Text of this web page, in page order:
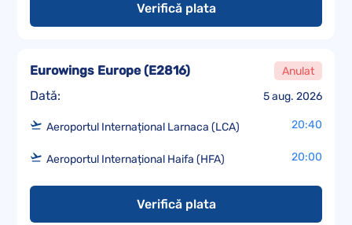
Verifică plata
Dată: 5 aug. 2026
Eurowings Europe(E2816) Anulat
Aeroportul Internațional Larnaca (LCA) 20:40
Aeroportul Internațional Haifa (HFA) 20:00
Verifică plata